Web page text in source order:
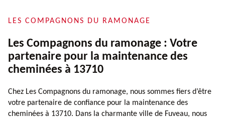
LES COMPAGNONS DU RAMONAGE
Les Compagnons du ramonage : Votre
partenaire pour la maintenance des
cheminées à 13710
Chez Les Compagnons du ramonage, nous sommes fiers d’être
votre partenaire de confiance pour la maintenance des
cheminées à 13710. Dans la charmante ville de Fuveau, nous